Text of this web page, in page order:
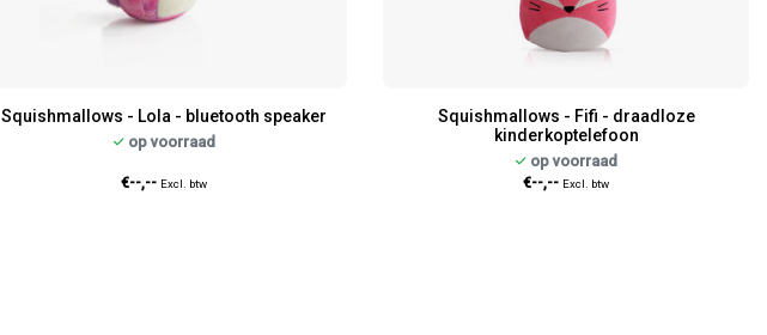
Squishmallows - Lola - bluetooth speaker
op voorraad
€--,-- Excl. btw
Squishmallows - Fifi - draadloze
kinderkoptelefoon
op voorraad
€--,-- Excl. btw